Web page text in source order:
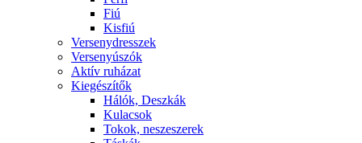
Fiú
Kisfiú
Versenydresszek
Versenyúszók
Aktív ruházat
Kiegészítők
Hálók, Deszkák
Kulacsok
Tokok, neszeszerek